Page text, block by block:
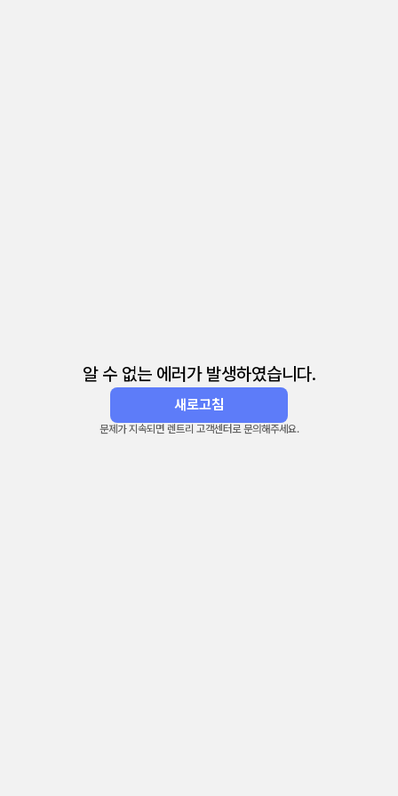
알 수 없는 에러가 발생하였습니다.
새로고침
문제가 지속되면 렌트리 고객센터로 문의해주세요.